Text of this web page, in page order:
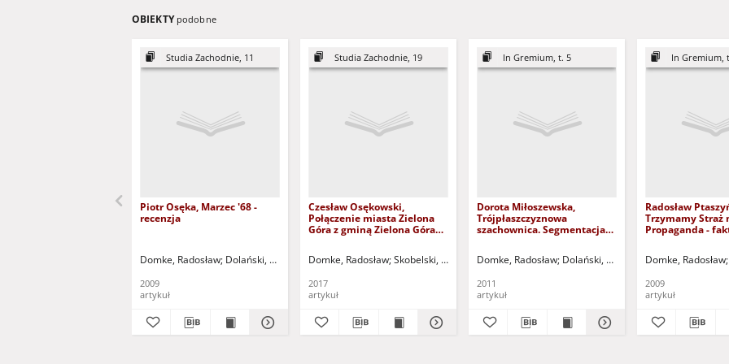
OBIEKTY podobne
Studia Zachodnie, 11
Piotr Osęka, Marzec '68 -
recenzja
Domke, Radosław Dolański, Dariusz (1966 - ) - red.
2009
artykuł
Studia Zachodnie, 19
Czesław Osękowski,
Połączenie miasta Zielona
Góra z gminą Zielona Góra
Domke, Radosław Skobelski, Robert (1968- ) - red.
2017
artykuł
In Gremium, t. 5
Dorota Miłoszewska,
Trójpłaszczyznowa
szachownica. Segmentacja
Częstochowa 2010, ss. 226 -
Domke, Radosław Dolański, Dariusz - red. Nitschke,
2011
artykuł
In Gremium,
Radosław
Trzymamy Straż
Propaganda -
Domke, Radosław
2009
artykuł